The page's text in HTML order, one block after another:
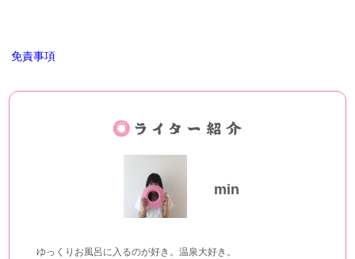
免責事項
min
ゆっくりお風呂に入るのが好き。温泉大好き。